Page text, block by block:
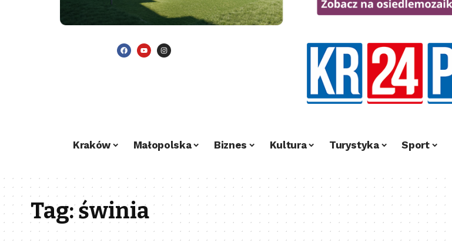
Kraków Małopolska Biznes Kultura Turystyka Sport
Tag:świnia